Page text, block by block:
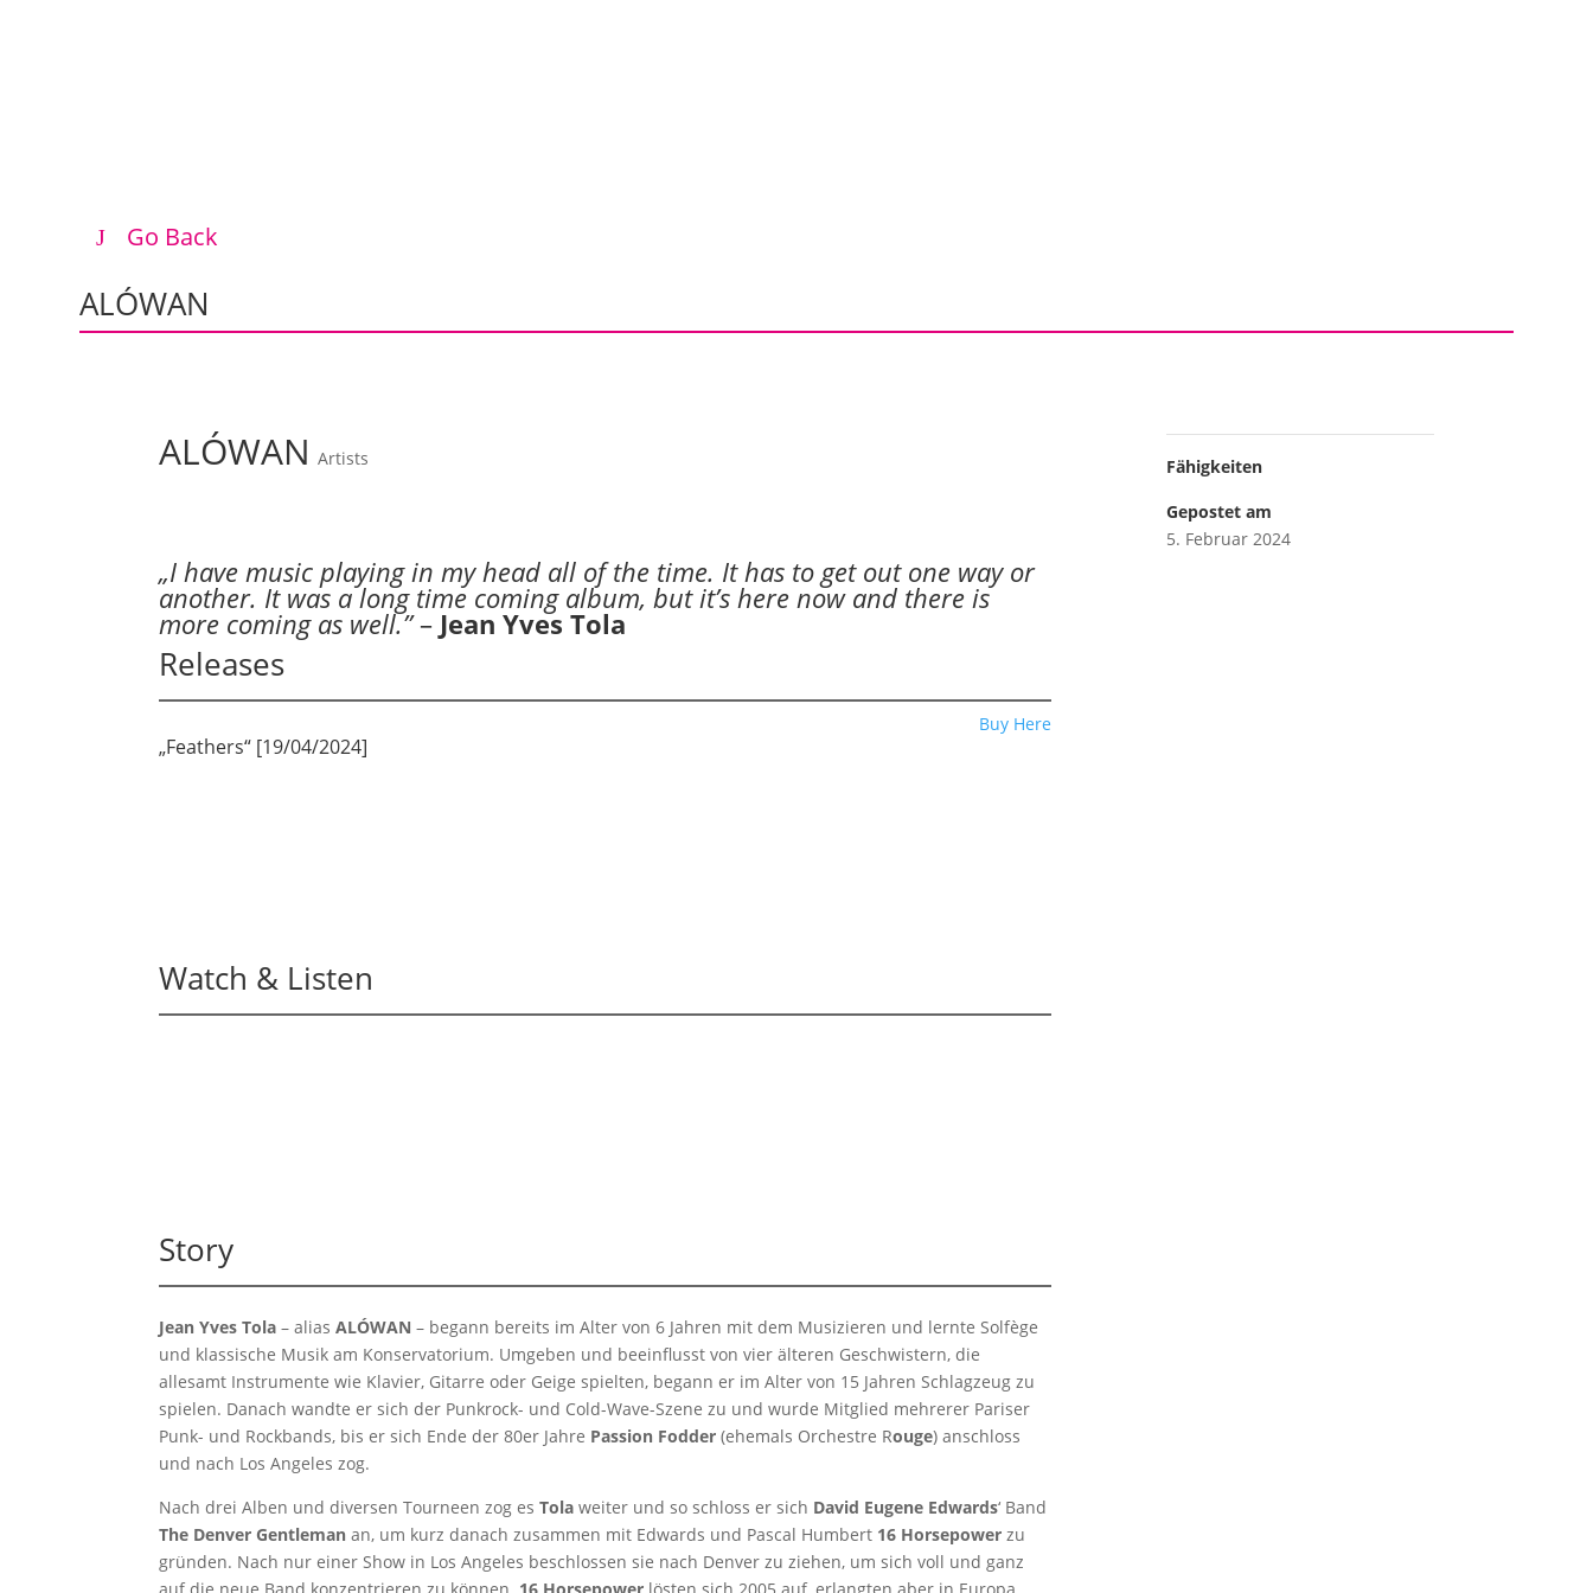
Go Back
ALÓWAN
ALÓWAN Artists
„I have music playing in my head all of the time. It has to get out one way or
another. It was a long time coming album, but it’s here now and there is
more coming as well.”– Jean Yves Tola
Releases
Buy Here
„Feathers“ [19/04/2024]
Watch & Listen
Story
Jean Yves Tola – aliasALÓWAN – begann bereits im Alter von 6 Jahren mit dem Musizieren und lernte Solfège
und klassische Musik am Konservatorium. Umgeben und beeinflusst von vier älteren Geschwistern, die
allesamt Instrumente wie Klavier, Gitarre oder Geige spielten, begann er im Alter von 15 Jahren Schlagzeug zu
spielen. Danach wandte er sich der Punkrock- und Cold-Wave-Szene zu und wurde Mitglied mehrerer Pariser
Punk- und Rockbands, bis er sich Ende der 80er Jahre Passion Fodder(ehemals Orchestre Rouge) anschloss
und nach Los Angeles zog.
Nach drei Alben und diversen Tourneen zog esTola weiter und so schloss er sich David Eugene Edwards‘ Band
The Denver Gentleman an, um kurz danach zusammen mit Edwards und Pascal Humbert 16 Horsepower zu
gründen. Nach nur einer Show in Los Angeles beschlossen sie nach Denver zu ziehen, um sich voll und ganz
Fähigkeiten
Gepostet am
5. Februar 2024